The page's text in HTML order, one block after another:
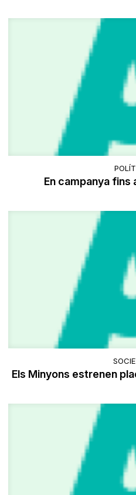
En campanya fins
Els Minyons estrenen